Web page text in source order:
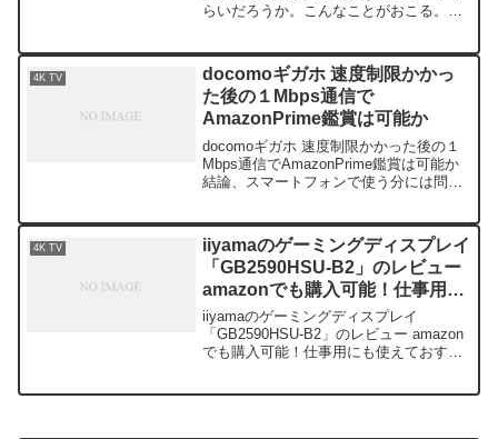
らいだろうか。こんなことがおこる。テ
真っ暗になる。必ず発生するわけではな
く、10...
4K TV
docomoギガホ 速度制限かかっ
た後の１Mbps通信で
AmazonPrime鑑賞は可能か
docomoギガホ 速度制限かかった後の１
Mbps通信でAmazonPrime鑑賞は可能か
結論、スマートフォンで使う分には問題
く鑑賞できた。テレビをテザ...
4K TV
iiyamaのゲーミングディスプレイ
「GB2590HSU-B2」のレビュー
amazonでも購入可能！仕事用に
も使えておすすめ！
iiyamaのゲーミングディスプレイ
「GB2590HSU-B2」のレビュー amazon
でも購入可能！仕事用にも使えておすす